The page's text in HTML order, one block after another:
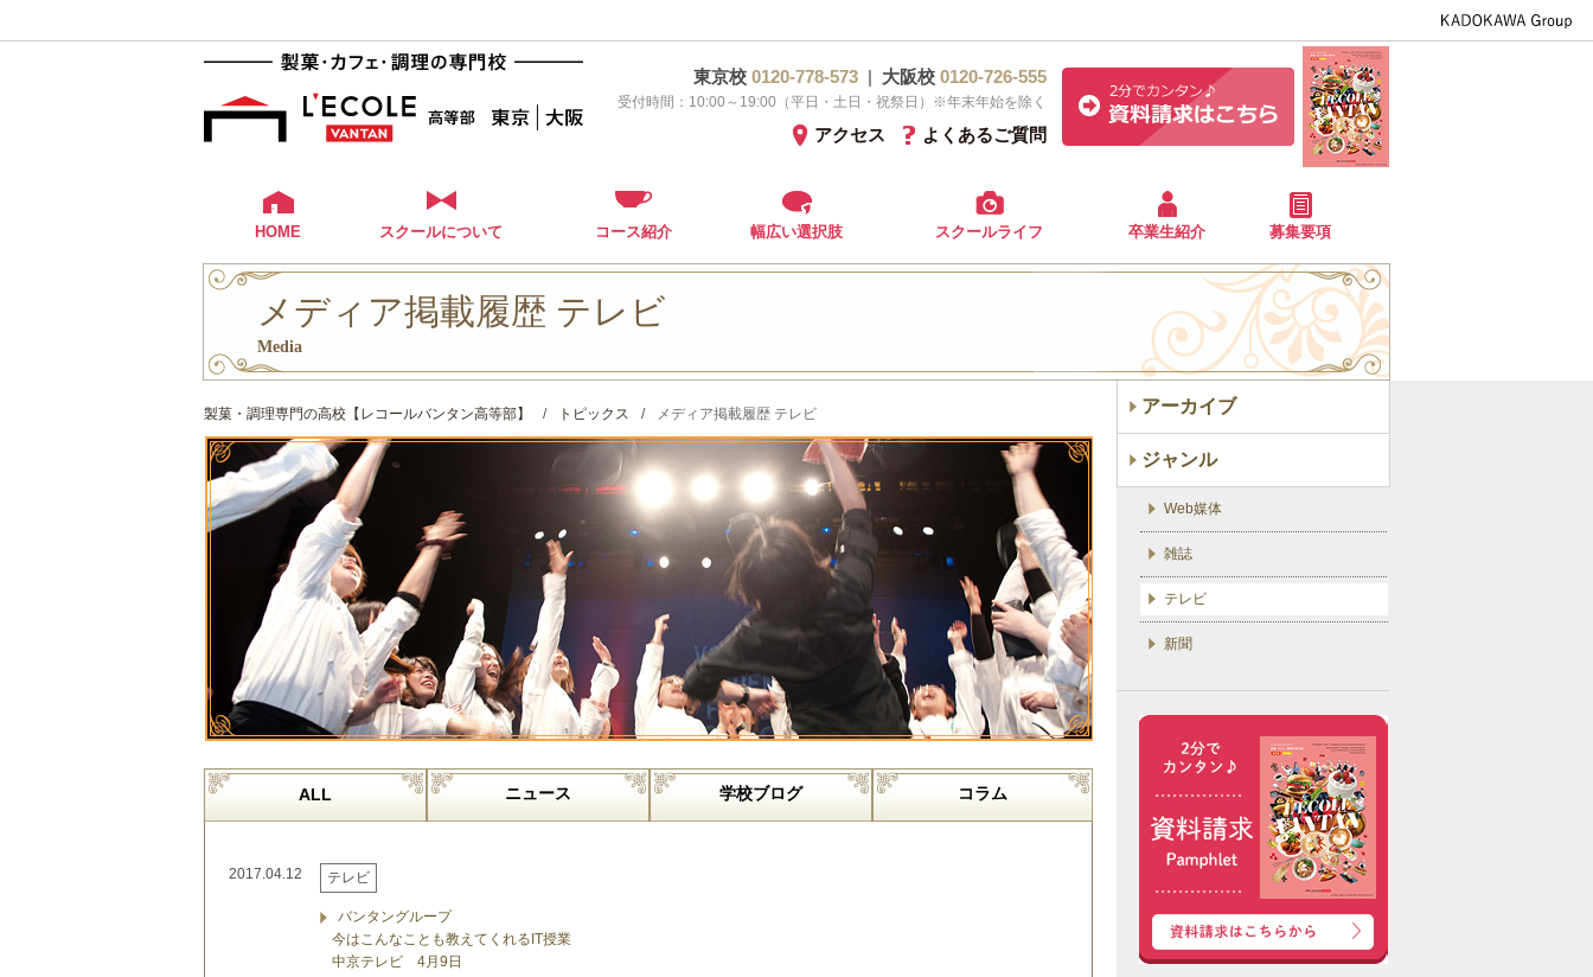
東京校 0120-778-573 | 大阪校 0120-726-555
受付時間：10:00～19:00（平日・土日・祝祭日）※年末年始を除く
よくあるご質問
アクセス
HOME スクールについて コース紹介 幅広い選択肢 スクールライフ 卒業生紹介 募集要項
メディア掲載履歴 テレビ
Media
製菓・調理専門の高校【レコールバンタン高等部】 / トピックス / メディア掲載履歴 テレビ
ALL ニュース 学校ブログ コラム
2017.04.12 テレビ
バンタングループ
今はこんなことも教えてくれるIT授業
中京テレビ 4月9日
アーカイブ
ジャンル
Web媒体
雑誌
テレビ
新聞